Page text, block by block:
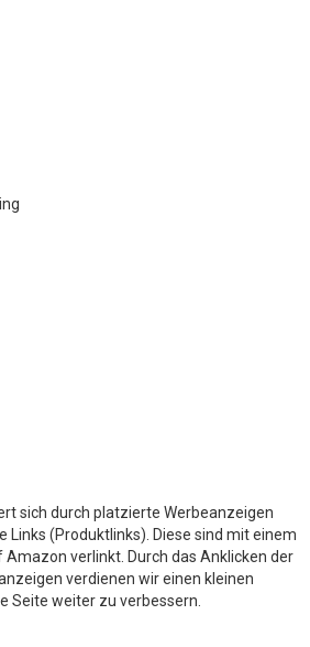
sich durch platzierte Werbeanzeigen
Links (Produktlinks). Diese sind mit einem
verlinkt. Durch das Anklicken der
verdienen wir einen kleinen
Seite weiter zu verbessern.